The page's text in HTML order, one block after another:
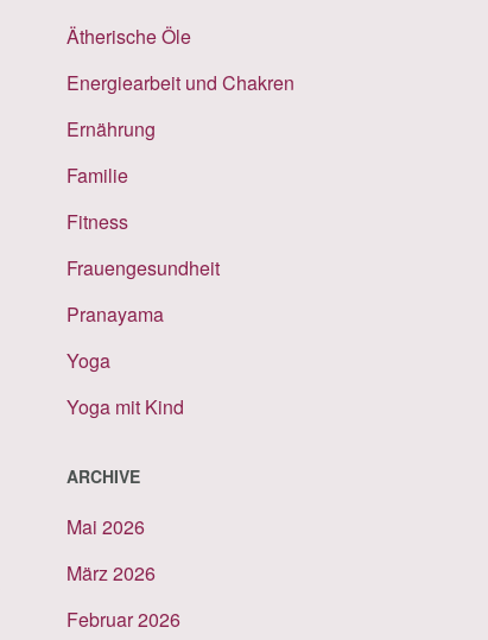
Ätherische Öle
Energiearbeit und Chakren
Ernährung
Familie
Fitness
Frauengesundheit
Pranayama
Yoga
Yoga mit Kind
ARCHIVE
Mai 2026
März 2026
Februar 2026